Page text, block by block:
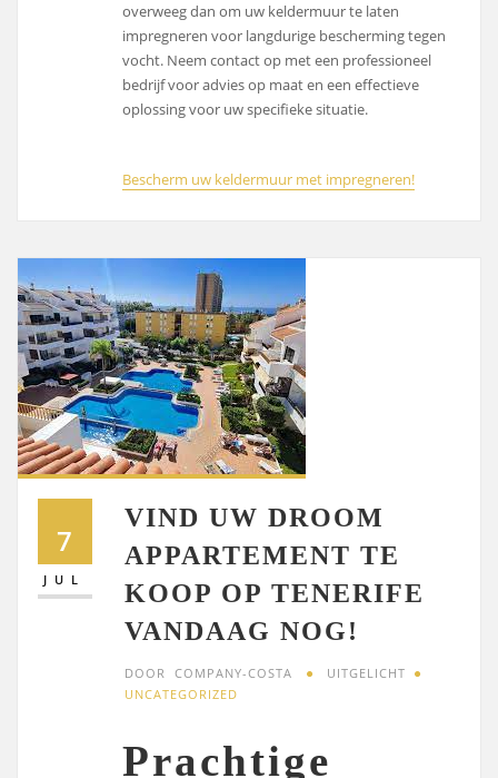
overweeg dan om uw keldermuur te laten
impregneren voor langdurige bescherming tegen
vocht. Neem contact op met een professioneel
bedrijf voor advies op maat en een effectieve
oplossing voor uw specifieke situatie.
Bescherm uw keldermuur met impregneren!
7
JUL
VIND UW DROOM
APPARTEMENT TE
KOOP OP TENERIFE
VANDAAG NOG!
DOOR COMPANY-COSTA
UITGELICHT
UNCATEGORIZED
Prachtige